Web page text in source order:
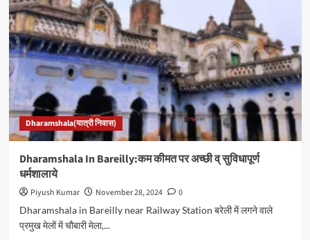
में
कम
कीमत
पर
अच्छी
व्
सुविधापूर्ण
धर्मशालाये
Dharamshala(यात्री निवास)
Dharamshala In Bareilly:कम कीमत पर अच्छी व् सुविधापूर्ण
धर्मशालाये
Piyush Kumar November 28, 2024
0
Dharamshala in Bareilly near Railway Station बरेली में लगने वाले
प्रमुख मेलों में चौबारी मेला,...